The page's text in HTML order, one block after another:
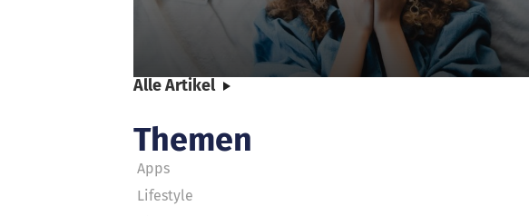
Alle Artikel
Themen
Apps
Lifestyle